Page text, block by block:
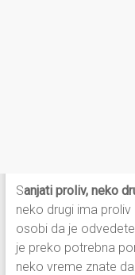
Sanjati proliv, neko
neko drugi ima
osobi da je
je preko potrebna
neko vreme znate